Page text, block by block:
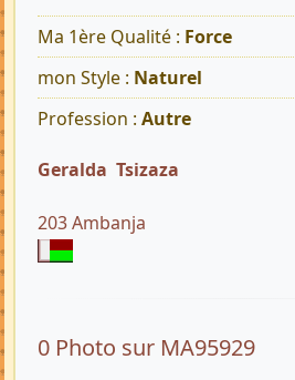
Ma 1ère Qualité : Force
mon Style : Naturel
Profession : Autre
Geralda Tsizaza
203 Ambanja
0 Photo sur MA95929